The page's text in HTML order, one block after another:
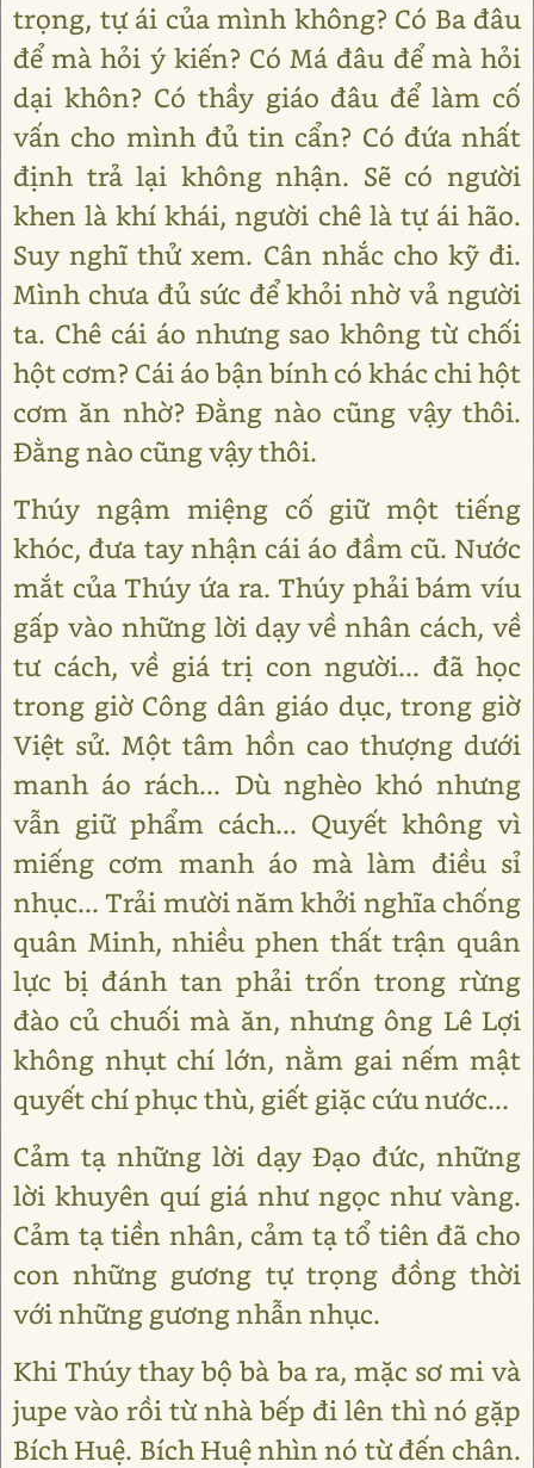
trọng, tự ái của mình không? Có Ba đâu
để mà hỏi ý kiến? Có Má đâu để mà hỏi
dại khôn? Có thầy giáo đâu để làm cố
vấn cho mình đủ tin cẩn? Có đứa nhất
định trả lại không nhận. Sẽ có người
khen là khí khái, người chê là tự ái hão.
Suy nghĩ thử xem. Cân nhắc cho kỹ đi.
Mình chưa đủ sức để khỏi nhờ vả người
ta. Chê cái áo nhưng sao không từ chối
hột cơm? Cái áo bận bính có khác chi hột
cơm ăn nhờ? Đằng nào cũng vậy thôi.
Đằng nào cũng vậy thôi.
Thúy ngậm miệng cố giữ một tiếng
khóc, đưa tay nhận cái áo đầm cũ. Nước
mắt của Thúy ứa ra. Thúy phải bám víu
gấp vào những lời dạy về nhân cách, về
tư cách, về giá trị con người... đã học
trong giờ Công dân giáo dục, trong giờ
Việt sử. Một tâm hồn cao thượng dưới
manh áo rách... Dù nghèo khó nhưng
vẫn giữ phẩm cách... Quyết không vì
miếng cơm manh áo mà làm điều sỉ
nhục... Trải mười năm khởi nghĩa chống
quân Minh, nhiều phen thất trận quân
lực bị đánh tan phải trốn trong rừng
đào củ chuối mà ăn, nhưng ông Lê Lợi
không nhụt chí lớn, nằm gai nếm mật
quyết chí phục thù, giết giặc cứu nước...
Cảm tạ những lời dạy Đạo đức, những
lời khuyên quí giá như ngọc như vàng.
Cảm tạ tiền nhân, cảm tạ tổ tiên đã cho
con những gương tự trọng đồng thời
với những gương nhẫn nhục.
Khi Thúy thay bộ bà ba ra, mặc sơ mi và
jupe vào rồi từ nhà bếp đi lên thì nó gặp
Bích Huệ. Bích Huệ nhìn nó từ đến chân.